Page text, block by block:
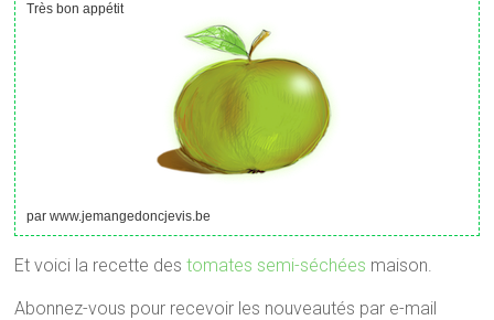
Très bon appétit
par www.jemangedoncjevis.be
Et voici la recette destomates semi-séchées maison.
Abonnez-vous pour recevoir les nouveautés par e-mail